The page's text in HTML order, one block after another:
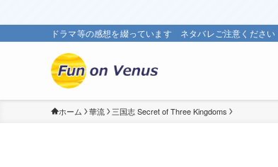
ドラマ等の感想を綴っています ネタバレご注意ください
ホーム 華流 三国志 Secret of Three Kingdoms